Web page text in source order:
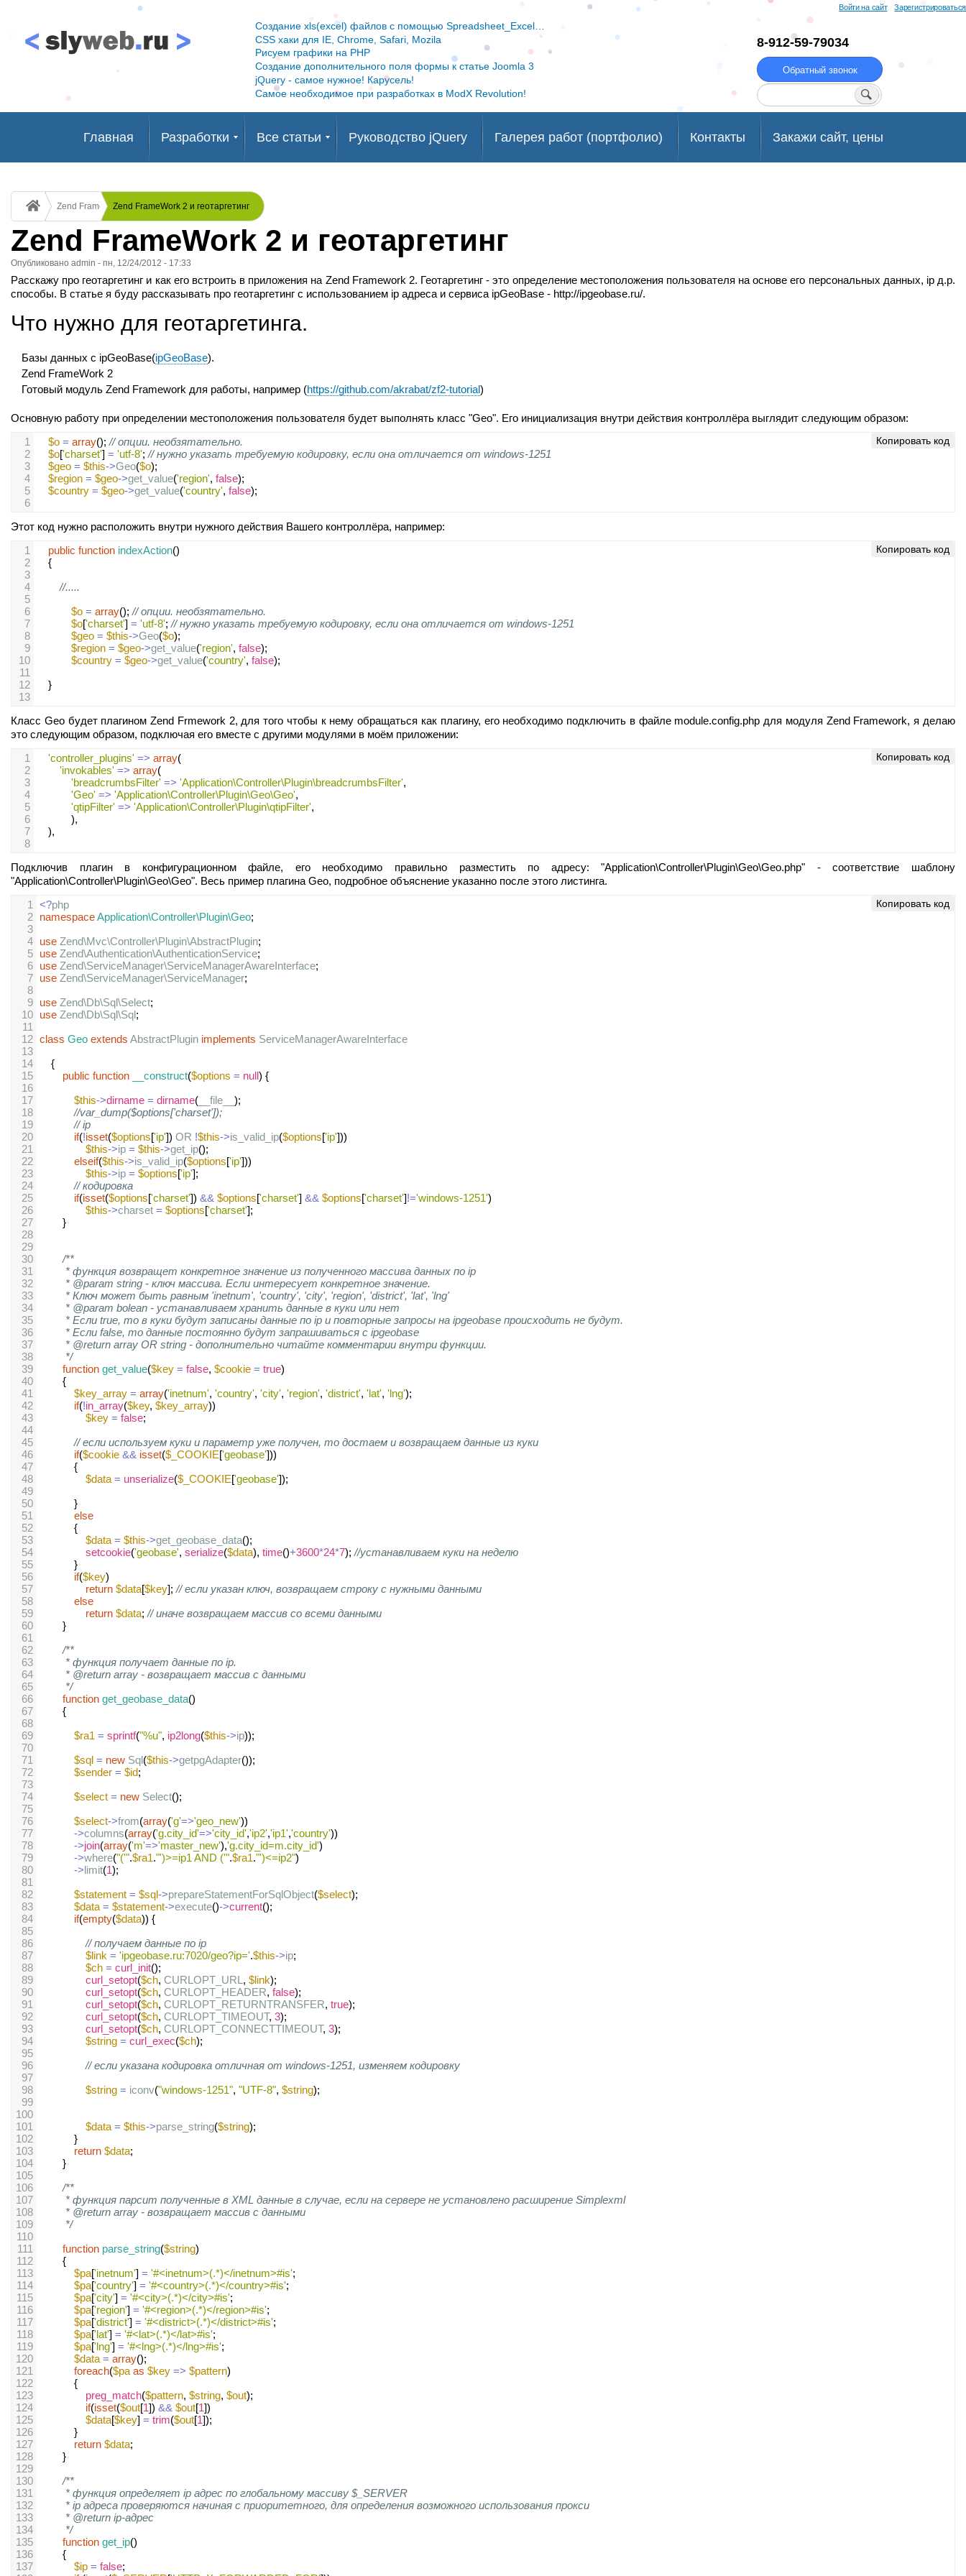
к
содержанию
Зарегистрироваться
Войти на сайт
8-912-59-79034
Обратный звонок
Поиск
Создание xls(excel) файлов с помощью Spreadsheet_Excel…
CSS хаки для IE, Chrome, Safari, Mozila
Рисуем графики на PHP
Создание дополнительного поля формы к статье Joomla 3
jQuery - самое нужное! Карусель!
Самое необходимое при разработках в ModX Revolution!
Главная Разработки Все статьи Руководство jQuery Галерея работ (портфолио) Контакты Закажи сайт, цены
Строка
навигации
Zend FrameworkZend FrameWork 2 и геотаргетинг
Zend FrameWork 2 и геотаргетинг
Опубликовано admin - пн, 12/24/2012 - 17:33
Расскажу про геотаргетинг и как его встроить в приложения на Zend Framework 2. Геотаргетинг - это определение местоположения пользователя на основе его персональных данных, ip д.р.
способы. В статье я буду рассказывать про геотаргетинг с использованием ip адреса и сервиса ipGeoBase - http://ipgeobase.ru/.
Что нужно для геотаргетинга.
Базы данных с ipGeoBase(ipGeoBase).
Zend FrameWork 2
Готовый модуль Zend Framework для работы, например (https://github.com/akrabat/zf2-tutorial)
Основную работу при определении местоположения пользователя будет выполнять класс "Geo". Его инициализация внутри действия контроллёра выглядит следующим образом:
1
$o = array(); // опции. необзятательно.
2
$o['charset'] = 'utf-8'; // нужно указать требуемую кодировку, если она отличается от windows-1251
3
$geo = $this->Geo($o);
4
$region = $geo->get_value('region', false);
5
$country = $geo->get_value('country', false);
6
Копировать код
Этот код нужно расположить внутри нужного действия Вашего контроллёра, например:
1
public function indexAction()
2
    {
3
4
//.....
5
6
$o = array(); // опции. необзятательно.
7
$o['charset'] = 'utf-8'; // нужно указать требуемую кодировку, если она отличается от windows-1251
8
$geo = $this->Geo($o);
9
$region = $geo->get_value('region', false);
10
$country = $geo->get_value('country', false);
11
12
    }
13
Копировать код
Класс Geo будет плагином Zend Frmework 2, для того чтобы к нему обращаться как плагину, его необходимо подключить в файле module.config.php для модуля Zend Framework, я делаю
это следующим образом, подключая его вместе с другими модулями в моём приложении:
1
'controller_plugins' => array(
2
'invokables' => array(
3
'breadcrumbsFilter' => 'Application\Controller\Plugin\breadcrumbsFilter',
4
'Geo' => 'Application\Controller\Plugin\Geo\Geo',
5
'qtipFilter' => 'Application\Controller\Plugin\qtipFilter',
6
            ),
7
    ),
8
Копировать код
Подключив плагин в конфигурационном файле, его необходимо правильно разместить по адресу: "Application\Controller\Plugin\Geo\Geo.php" - соответствие шаблону
"Application\Controller\Plugin\Geo\Geo". Весь пример плагина Geo, подробное объяснение указанно после этого листинга.
1
<?php
2 namespaceApplication\Controller\Plugin\Geo;
3
4 use Zend\Mvc\Controller\Plugin\AbstractPlugin;
5 use Zend\Authentication\AuthenticationService;
6 use Zend\ServiceManager\ServiceManagerAwareInterface;
7 use Zend\ServiceManager\ServiceManager;
8
9 use Zend\Db\Sql\Select;
10 use Zend\Db\Sql\Sql;
11
12 class Geo extends AbstractPlugin implements ServiceManagerAwareInterface
13
14
    {
15
public function __construct($options = null) {
16
17
$this->dirname = dirname( __file__ );
18
//var_dump($options['charset']);
19
// ip
20
if(!isset($options['ip']) OR !$this->is_valid_ip($options['ip']))
21
$this->ip = $this->get_ip();
22
elseif($this->is_valid_ip($options['ip']))
23
$this->ip = $options['ip'];
24
// кодировка
25
if(isset($options['charset']) && $options['charset'] && $options['charset']!='windows-1251')
26
$this->charset = $options['charset'];
27
        }
28
29
30
/**
31
* функция возвращет конкретное значение из полученного массива данных по ip
32
* @param string - ключ массива. Если интересует конкретное значение.
33
* Ключ может быть равным 'inetnum', 'country', 'city', 'region', 'district', 'lat', 'lng'
34
* @param bolean - устанавливаем хранить данные в куки или нет
35
* Если true, то в куки будут записаны данные по ip и повторные запросы на ipgeobase происходить не будут.
36
* Если false, то данные постоянно будут запрашиваться с ipgeobase
37
* @return array OR string - дополнительно читайте комментарии внутри функции.
38
*/
39
function get_value($key = false, $cookie = true)
40
        {
41
$key_array = array('inetnum', 'country', 'city', 'region', 'district', 'lat', 'lng');
42
if(!in_array($key, $key_array))
43
$key = false;
44
45
// если используем куки и параметр уже получен, то достаем и возвращаем данные из куки
46
if($cookie && isset($_COOKIE['geobase']))
47
            {
48
$data = unserialize($_COOKIE['geobase']);
49
50
            }
51
else
52
            {
53
$data = $this->get_geobase_data();
54
setcookie('geobase', serialize($data), time()+3600*24*7); //устанавливаем куки на неделю
55
            }
56
if($key)
57
return $data[$key]; // если указан ключ, возвращаем строку с нужными данными
58
else
59
return $data; // иначе возвращаем массив со всеми данными
60
        }
61
62
/**
63
* функция получает данные по ip.
64
* @return array - возвращает массив с данными
65
*/
66
function get_geobase_data()
67
        {
68
69
$ra1 = sprintf("%u", ip2long($this->ip));
70
71
$sql = new Sql($this->getpgAdapter());
72
$sender = $id;
73
74
$select = new Select();
75
76
$select->from(array('g'=>'geo_new'))
77
->columns(array('g.city_id'=>'city_id','ip2','ip1','country'))
78
->join(array('m'=>'master_new'),'g.city_id=m.city_id')
79
->where("('".$ra1."')>=ip1 AND ('".$ra1."')<=ip2")
80
->limit(1);
81
82
$statement = $sql->prepareStatementForSqlObject($select);
83
$data = $statement->execute()->current();
84
if(empty($data)) {
85
86
// получаем данные по ip
87
$link = 'ipgeobase.ru:7020/geo?ip='.$this->ip;
88
$ch = curl_init();
89
curl_setopt($ch, CURLOPT_URL , $link);
90
curl_setopt($ch, CURLOPT_HEADER, false);
91
curl_setopt($ch, CURLOPT_RETURNTRANSFER, true);
92
curl_setopt($ch, CURLOPT_TIMEOUT, 3);
93
curl_setopt($ch, CURLOPT_CONNECTTIMEOUT, 3);
94
$string = curl_exec($ch);
95
96
// если указана кодировка отличная от windows-1251, изменяем кодировку
97
98
$string = iconv("windows-1251", "UTF-8", $string);
99
100
101
$data = $this->parse_string($string);
102
            }
103
return $data;
104
        }
105
106
/**
107
* функция парсит полученные в XML данные в случае, если на сервере не установлено расширение Simplexml
108
* @return array - возвращает массив с данными
109
*/
110
111
function parse_string($string)
112
        {
113
$pa['inetnum'] = '#<inetnum>(.*)</inetnum>#is';
114
$pa['country'] = '#<country>(.*)</country>#is';
115
$pa['city'] = '#<city>(.*)</city>#is';
116
$pa['region'] = '#<region>(.*)</region>#is';
117
$pa['district'] = '#<district>(.*)</district>#is';
118
$pa['lat'] = '#<lat>(.*)</lat>#is';
119
$pa['lng'] = '#<lng>(.*)</lng>#is';
120
$data = array();
121
foreach($pa as $key => $pattern)
122
            {
123
preg_match($pattern, $string, $out);
124
if(isset($out[1]) && $out[1])
125
$data[$key] = trim($out[1]);
126
            }
127
return $data;
128
        }
129
130
/**
131
* функция определяет ip адрес по глобальному массиву $_SERVER
132
* ip адреса проверяются начиная с приоритетного, для определения возможного использования прокси
133
* @return ip-адрес
134
*/
135
function get_ip()
136
        {
137
$ip = false;
Копировать код